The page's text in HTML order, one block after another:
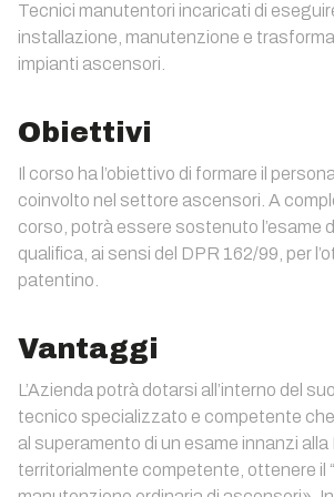
Tecnici manutentori incaricati di
installazione, manutenzione e
impianti ascensori.
Obiettivi
Il corso ha l’obiettivo di formare il
coinvolto nel settore ascensori. A
corso, potrà essere sostenuto l’esame
qualifica, ai sensi del DPR 162/99, per
patentino.
Vantaggi
L’Azienda potrà dotarsi all’interno del
tecnico specializzato e competente
al superamento di un esame innanzi
territorialmente competente, ottenere il